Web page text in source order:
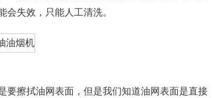
失效，只能人工清洗。
擦拭油网表面，但是我们知道油网表面是直接